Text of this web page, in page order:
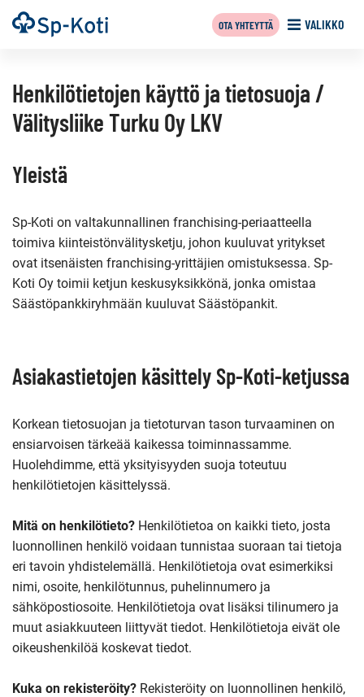
Siirry
sisältöön
Etusivu VALIKKO
OTA YHTEYTTÄ
Henkilötietojen käyttö ja tietosuoja /
Välitysliike Turku Oy LKV
Yleistä
Sp-Koti on valtakunnallinen franchising-periaatteella
toimiva kiinteistönvälitysketju, johon kuuluvat yritykset
ovat itsenäisten franchising-yrittäjien omistuksessa. Sp-
Koti Oy toimii ketjun keskusyksikkönä, jonka omistaa
Säästöpankkiryhmään kuuluvat Säästöpankit.
Asiakastietojen käsittely Sp-Koti-ketjussa
Korkean tietosuojan ja tietoturvan tason turvaaminen on
ensiarvoisen tärkeää kaikessa toiminnassamme.
Huolehdimme, että yksityisyyden suoja toteutuu
henkilötietojen käsittelyssä.
Mitä on henkilötieto? Henkilötietoa on kaikki tieto, josta
luonnollinen henkilö voidaan tunnistaa suoraan tai tietoja
eri tavoin yhdistelemällä. Henkilötietoja ovat esimerkiksi
nimi, osoite, henkilötunnus, puhelinnumero ja
sähköpostiosoite. Henkilötietoja ovat lisäksi tilinumero ja
muut asiakkuuteen liittyvät tiedot. Henkilötietoja eivät ole
oikeushenkilöä koskevat tiedot.
Kuka on rekisteröity? Rekisteröity on luonnollinen henkilö,